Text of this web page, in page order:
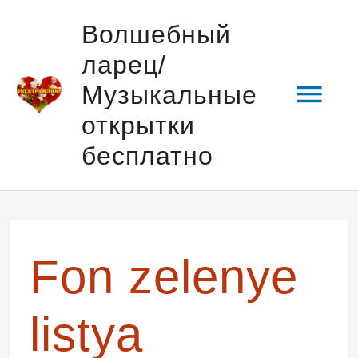
содержимому
Волшебный
ларец/
Музыкальные
открытки
бесплатно
Fon zelenye
listya